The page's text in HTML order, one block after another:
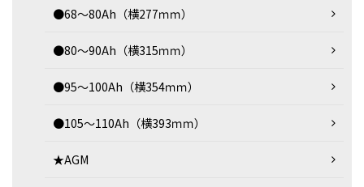
●68～80Ah（横277ｍｍ）
●80～90Ah（横315ｍｍ）
●95～100Ah（横354ｍｍ）
●105～110Ah（横393ｍｍ）
★AGM